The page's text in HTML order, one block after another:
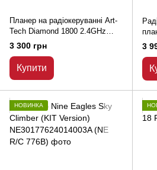
Планер на радіокеруванні Art-
Tech Diamond 1800 2.4GHz
RTF
3 300 грн
Купити
3
НОВИНКА